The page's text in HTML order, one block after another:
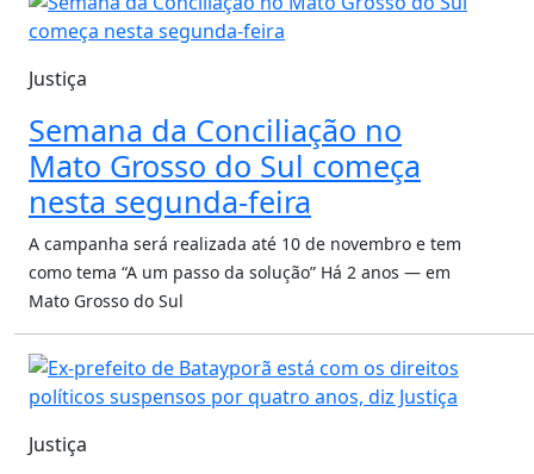
Justiça
Semana da Conciliação no
Mato Grosso do Sul começa
nesta segunda-feira
A campanha será realizada até 10 de novembro e tem
como tema “A um passo da solução” Há 2 anos — em
Mato Grosso do Sul
Justiça